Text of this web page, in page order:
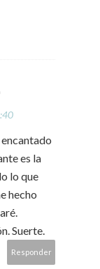
es la
lo que
hecho
Suerte.
Responder